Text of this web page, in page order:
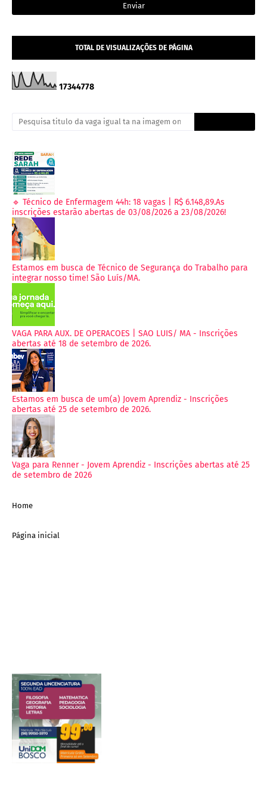
TOTAL DE VISUALIZAÇÕES DE PÁGINA
17344778
🔹 Técnico de Enfermagem 44h: 18 vagas | R$ 6.148,89.As
inscrições estarão abertas de 03/08/2026 a 23/08/2026!
Estamos em busca de Técnico de Segurança do Trabalho para
integrar nosso time! São Luís/MA.
VAGA PARA AUX. DE OPERACOES | SAO LUIS/ MA - Inscrições
abertas até 18 de setembro de 2026.
Estamos em busca de um(a) Jovem Aprendiz - Inscrições
abertas até 25 de setembro de 2026.
Vaga para Renner - Jovem Aprendiz - Inscrições abertas até 25
de setembro de 2026
Home
Página inicial